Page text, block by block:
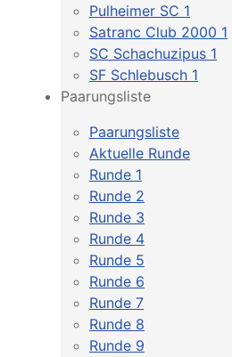
Pulheimer SC 1
Satranc Club 2000 1
SC Schachuzipus 1
SF Schlebusch 1
Paarungsliste
Paarungsliste
Aktuelle Runde
Runde 1
Runde 2
Runde 3
Runde 4
Runde 5
Runde 6
Runde 7
Runde 8
Runde 9